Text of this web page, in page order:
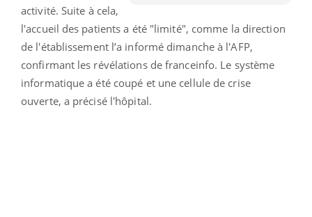
activité. Suite à cela,
l'accueil des patients a été "limité", comme la direction
de l'établissement l’a informé dimanche à l'AFP,
confirmant les révélations de franceinfo. Le système
informatique a été coupé et une cellule de crise
ouverte, a précisé l'hôpital.